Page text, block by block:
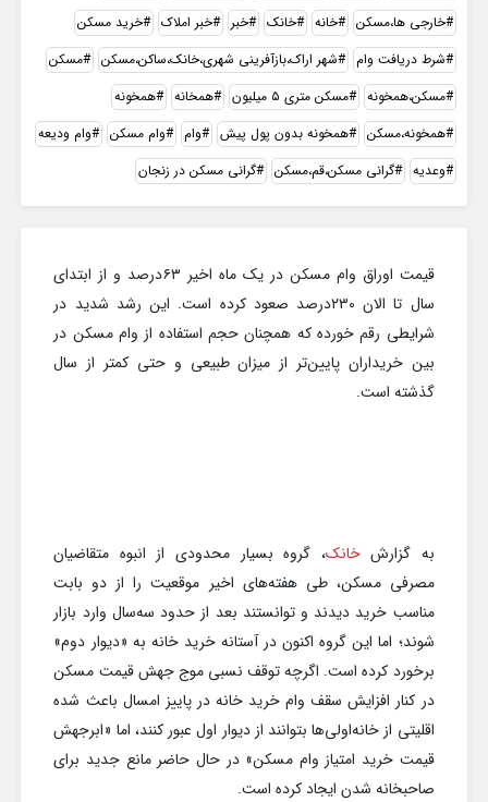
خارجی ها،مسکن
خانه خانک خبر خبر املاک
خرید مسکن
شرط دریافت وام
شهر اراک،بازآفرینی شهری،خانک،ساکن،مسکن
مسکن
مسکن،همخونه
مسکن متری ۵ میلیون همخانه
همخونه
همخونه،مسکن
همخونه بدون پول پیش وام وام مسکن
وام ودیعه
وعدیه
گرانی مسکن،قم،مسکن گرانی مسکن در زنجان
قیمت اوراق وام مسکن در یک ماه اخیر ۶۳درصد و از ابتدای
سال تا الان ۲۳۰درصد صعود کرده است. این رشد شدید در
شرایطی رقم خورده که همچنان حجم استفاده از وام مسکن در
بین خریداران پایین‌تر از میزان طبیعی و حتی کمتر از سال
گذشته است.
به گزارشخانک، گروه بسیار محدودی از انبوه متقاضیان
مصرفی مسکن، طی هفته‌های اخیر موقعیت را از دو بابت
مناسب خرید دیدند و توانستند بعد از حدود سه‌سال وارد بازار
شوند؛ اما این گروه اکنون در آستانه خرید خانه به «دیوار دوم»
برخورد کرده است. اگرچه توقف نسبی موج جهش قیمت مسکن
در کنار افزایش سقف وام خرید خانه در پاییز امسال باعث شده
اقلیتی از خانه‌اولی‌ها بتوانند از دیوار اول عبور کنند، اما «ابرجهش
قیمت خرید امتیاز وام مسکن» در حال حاضر مانع جدید برای
صاحبخانه شدن ایجاد کرده است.